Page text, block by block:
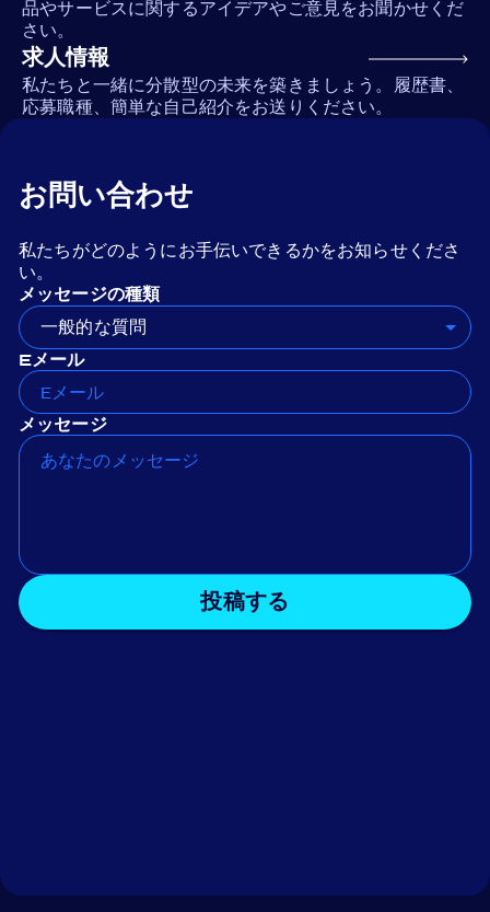
品やサービスに関するアイデアやご意見をお聞かせくだ
さい。
求人情報
私たちと一緒に分散型の未来を築きましょう。履歴書、
応募職種、簡単な自己紹介をお送りください。
お問い合わせ
私たちがどのようにお手伝いできるかをお知らせくださ
い。
メッセージの種類
一般的な質問
Eメール
メッセージ
投稿する